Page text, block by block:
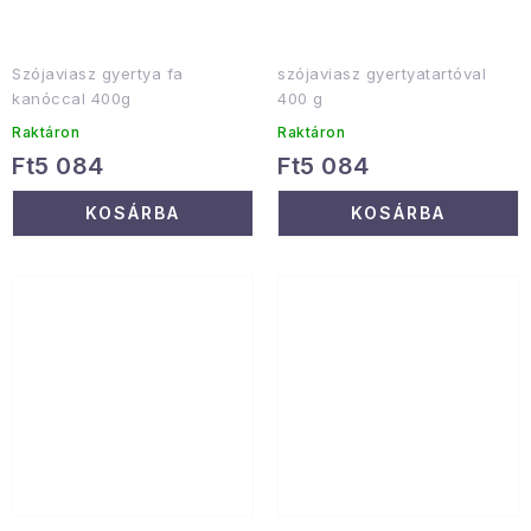
Szójaviasz gyertya fa
kanóccal 400g
Raktáron
Ft5 084
KOSÁRBA
szójaviasz gyertyatartóval
400 g
Raktáron
Ft5 084
KOSÁRBA